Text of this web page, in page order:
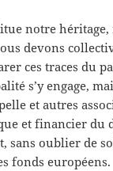
notre
devons
ces traces du
s’y engage,
et autres
et financier du
sans oublier de
fonds européens.